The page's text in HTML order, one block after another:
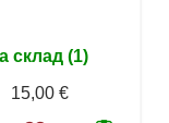
склад (1)
15,00 €